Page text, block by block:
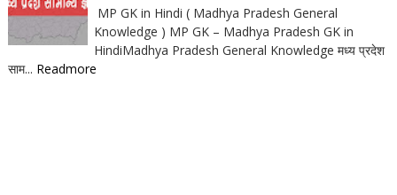
MP GK in Hindi ( Madhya Pradesh General
Knowledge ) MP GK – Madhya Pradesh GK in
HindiMadhya Pradesh General Knowledge मध्य प्रदेश
साम... Readmore